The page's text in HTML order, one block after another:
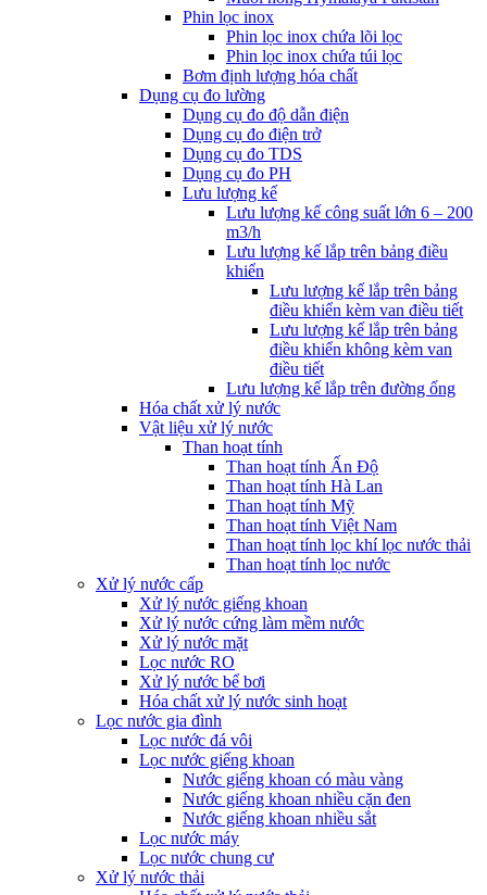
Phin lọc inox
Phin lọc inox chứa lõi lọc
Phin lọc inox chứa túi lọc
Bơm định lượng hóa chất
Dụng cụ đo lường
Dụng cụ đo độ dẫn điện
Dụng cụ đo điện trở
Dụng cụ đo TDS
Dụng cụ đo PH
Lưu lượng kế
Lưu lượng kế công suất lớn 6 – 200
m3/h
Lưu lượng kế lắp trên bảng điều
khiển
Lưu lượng kế lắp trên bảng
điều khiển kèm van điều tiết
Lưu lượng kế lắp trên bảng
điều khiển không kèm van
điều tiết
Lưu lượng kế lắp trên đường ống
Hóa chất xử lý nước
Vật liệu xử lý nước
Than hoạt tính
Than hoạt tính Ấn Độ
Than hoạt tính Hà Lan
Than hoạt tính Mỹ
Than hoạt tính Việt Nam
Than hoạt tính lọc khí lọc nước thải
Than hoạt tính lọc nước
Xử lý nước cấp
Xử lý nước giếng khoan
Xử lý nước cứng làm mềm nước
Xử lý nước mặt
Lọc nước RO
Xử lý nước bể bơi
Hóa chất xử lý nước sinh hoạt
Lọc nước gia đình
Lọc nước đá vôi
Lọc nước giếng khoan
Nước giếng khoan có màu vàng
Nước giếng khoan nhiều cặn đen
Nước giếng khoan nhiều sắt
Lọc nước máy
Lọc nước chung cư
Xử lý nước thải